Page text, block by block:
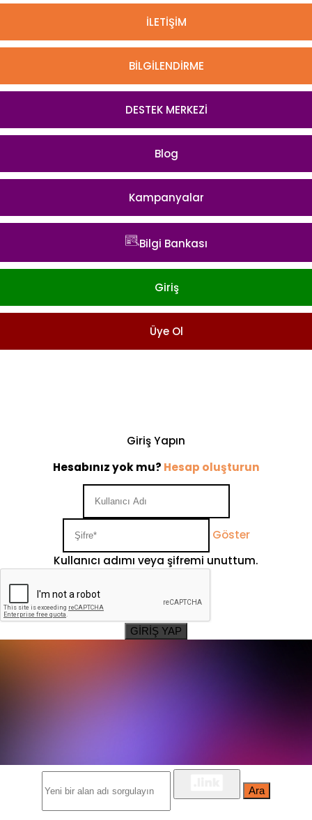
İLETİŞİM
BİLGİLENDİRME
DESTEK MERKEZİ
Blog
Kampanyalar
Bilgi Bankası
Giriş
Üye Ol
Giriş Yapın
Hesabınız yok mu? Hesap oluşturun
Göster
Kullanıcı adımı veya şifremi unuttum.
GİRİŞ YAP
Ara